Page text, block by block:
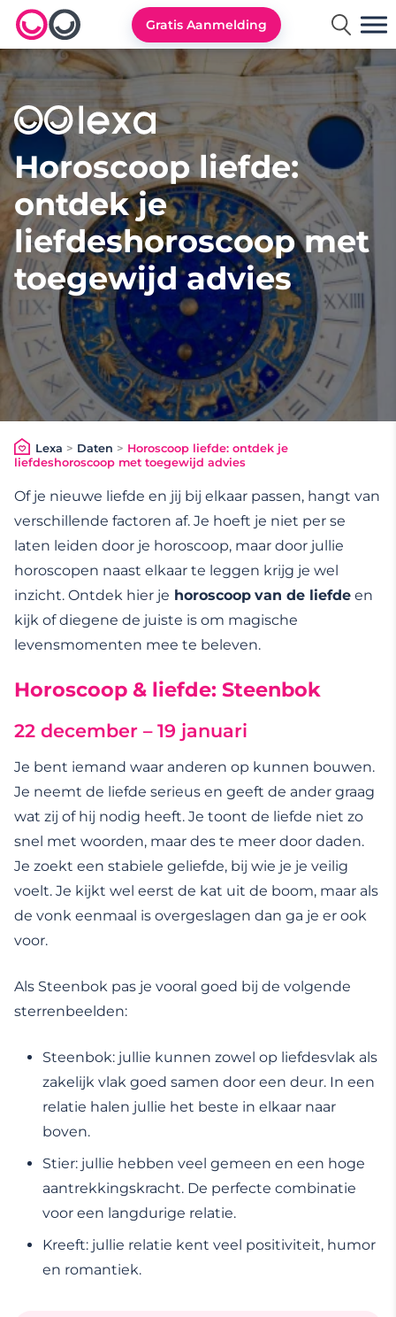
Lexa logo
Gratis Aanmelding
Horoscoop liefde:
ontdek je
liefdeshoroscoop met
toegewijd advies
Lexa > Daten > Horoscoop liefde: ontdek je
liefdeshoroscoop met toegewijd advies
Of je nieuwe liefde en jij bij elkaar passen, hangt van
verschillende factoren af. Je hoeft je niet per se
laten leiden door je horoscoop, maar door jullie
horoscopen naast elkaar te leggen krijg je wel
inzicht. Ontdek hier je horoscoop van de liefde en
kijk of diegene de juiste is om magische
levensmomenten mee te beleven.
Horoscoop & liefde: Steenbok
22 december – 19 januari
Je bent iemand waar anderen op kunnen bouwen.
Je neemt de liefde serieus en geeft de ander graag
wat zij of hij nodig heeft. Je toont de liefde niet zo
snel met woorden, maar des te meer door daden.
Je zoekt een stabiele geliefde, bij wie je je veilig
voelt. Je kijkt wel eerst de kat uit de boom, maar als
de vonk eenmaal is overgeslagen dan ga je er ook
voor.
Als Steenbok pas je vooral goed bij de volgende
sterrenbeelden:
Steenbok: jullie kunnen zowel op liefdesvlak als
zakelijk vlak goed samen door een deur. In een
relatie halen jullie het beste in elkaar naar
boven.
Stier: jullie hebben veel gemeen en een hoge
aantrekkingskracht. De perfecte combinatie
voor een langdurige relatie.
Kreeft: jullie relatie kent veel positiviteit, humor
en romantiek.